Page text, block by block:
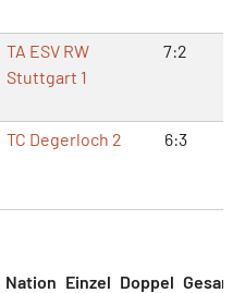
TA ESV RW
Stuttgart 1
7:2
TC Degerloch 2 6:3
Nation Einzel Doppel Gesamt